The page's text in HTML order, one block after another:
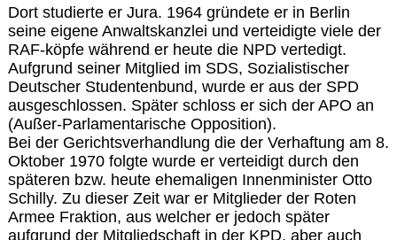
Dort studierte er Jura. 1964 gründete er in Berlin
seine eigene Anwaltskanzlei und verteidigte viele der
RAF-köpfe während er heute die NPD vertedigt.
Aufgrund seiner Mitglied im SDS, Sozialistischer
Deutscher Studentenbund, wurde er aus der SPD
ausgeschlossen. Später schloss er sich der APO an
(Außer-Parlamentarische Opposition).
Bei der Gerichtsverhandlung die der Verhaftung am 8.
Oktober 1970 folgte wurde er verteidigt durch den
späteren bzw. heute ehemaligen Innenminister Otto
Schilly. Zu dieser Zeit war er Mitglieder der Roten
Armee Fraktion, aus welcher er jedoch später
aufgrund der Mitgliedschaft in der KPD, aber auch